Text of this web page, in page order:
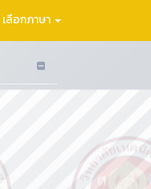
เลือกภาษา